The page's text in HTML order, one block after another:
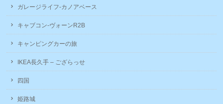
ガレージライフ-カノアベース
キャブコン-ヴォーンR2B
キャンピングカーの旅
IKEA長久手 – ござらっせ
四国
姫路城